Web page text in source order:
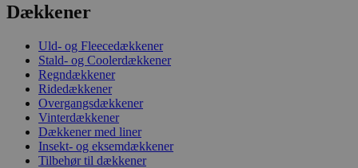
Dækkener
Uld- og Fleecedækkener
Stald- og Coolerdækkener
Regndækkener
Ridedækkener
Overgangsdækkener
Vinterdækkener
Dækkener med liner
Insekt- og eksemdækkener
Tilbehør til dækkener